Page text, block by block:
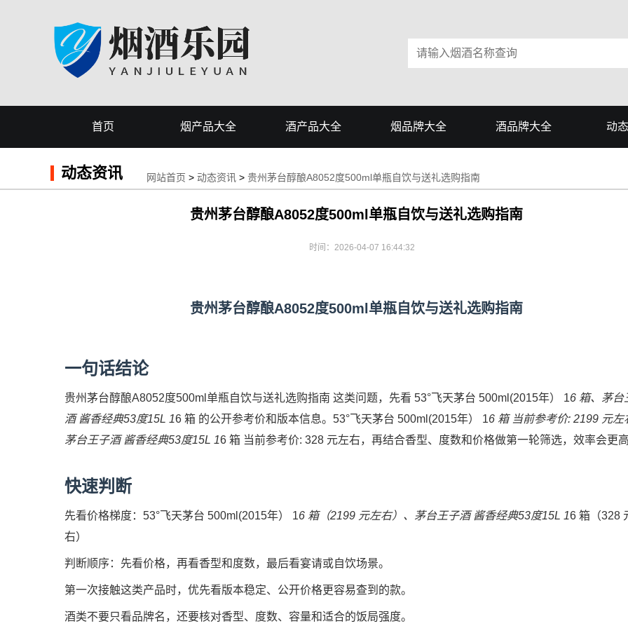
首页 烟产品大全 酒产品大全 烟品牌大全 酒品牌大全 动
动态资讯 网站首页 > 动态资讯 > 贵州茅台醇酿A8052度500ml单瓶自饮与送礼选购指南
贵州茅台醇酿A8052度500ml单瓶自饮与送礼选购指南
时间：2026-04-07 16:44:32
贵州茅台醇酿A8052度500ml单瓶自饮与送礼选购指南
一句话结论
贵州茅台醇酿A8052度500ml单瓶自饮与送礼选购指南 这类问题，先看 53°飞天茅台 500ml(2015年） 16 箱、茅台
酒 酱香经典53度15L 16 箱 的公开参考价和版本信息。53°飞天茅台 500ml(2015年） 16 箱 当前参考价: 2199 元左
茅台王子酒 酱香经典53度15L 16 箱 当前参考价: 328 元左右，再结合香型、度数和价格做第一轮筛选，效率会更高
快速判断
先看价格梯度：53°飞天茅台 500ml(2015年） 16 箱（2199 元左右）、茅台王子酒 酱香经典53度15L 16 箱（328
右）
判断顺序：先看价格，再看香型和度数，最后看宴请或自饮场景。
第一次接触这类产品时，优先看版本稳定、公开价格更容易查到的款。
酒类不要只看品牌名，还要核对香型、度数、容量和适合的饭局强度。